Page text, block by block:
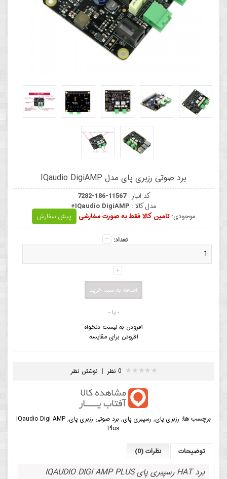
برد صوتی رزبری پای مدل IQaudio DigiAMP
کد انبار :7282-186-11567
مدل کالا : IQaudio DigiAMP+
موجودی: تامین کالا فقط به صورت سفارشی پیش سفارش
تعداد:
- یا -
افزودن به لیست دلخواه
افزودن برای مقایسه
0 نظر | نوشتن نظر
برچسب ها: رزبری پای, رسپبری پای, برد صوتی رزبری پای,
IQaudio Digi AMP
Plus
توضیحات نظرات (0)
برد HAT رسپبری پای IQAUDIO DIGI AMP PLUS